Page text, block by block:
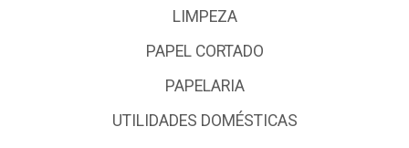
LIMPEZA
PAPEL CORTADO
PAPELARIA
UTILIDADES DOMÉSTICAS